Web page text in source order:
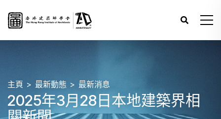
主頁 最新動態 最新消息
2025年3月28日本地建築界相